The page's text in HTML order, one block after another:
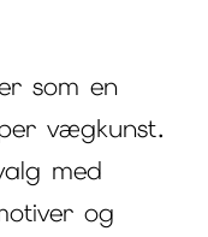
som en
vægkunst.
med
og